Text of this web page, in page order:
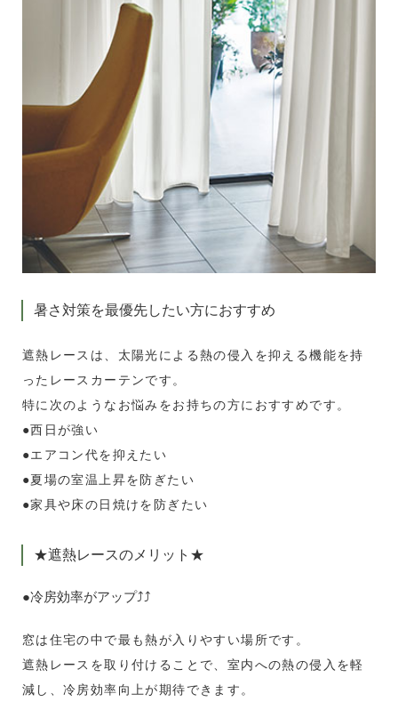
暑さ対策を最優先したい方におすすめ
遮熱レースは、太陽光による熱の侵入を抑える機能を持
ったレースカーテンです。
特に次のようなお悩みをお持ちの方におすすめです。
●西日が強い
●エアコン代を抑えたい
●夏場の室温上昇を防ぎたい
●家具や床の日焼けを防ぎたい
★遮熱レースのメリット★
●冷房効率がアップ⤴⤴
窓は住宅の中で最も熱が入りやすい場所です。
遮熱レースを取り付けることで、室内への熱の侵入を軽
減し、冷房効率向上が期待できます。